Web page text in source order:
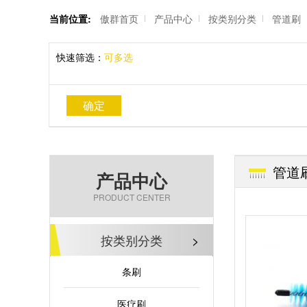
当前位置: 傲群首页 产品中心 按类别分类 管道刷
快速筛选： 可多选
确定
产品中心
PRODUCT CENTER
按类别分类 >
条刷
医疗刷
管道